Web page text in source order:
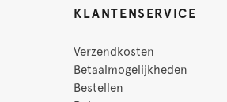
KLANTENSERVICE
Verzendkosten
Betaalmogelijkheden
Bestellen